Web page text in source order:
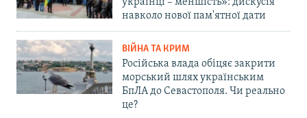
українці – меншість»: дискусія
навколо нової пам'ятної дати
ВІЙНА ТА КРИМ
Російська влада обіцяє закрити
морський шлях українським
БпЛА до Севастополя. Чи реально
це?